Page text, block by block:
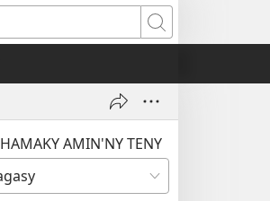
Hikaroka
HAMAKY AMIN'NY TENY